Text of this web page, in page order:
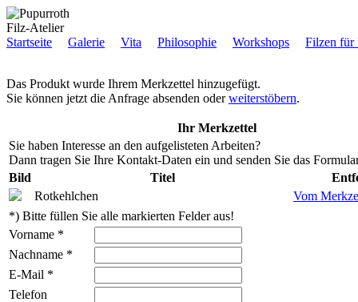
Filz-Atelier
Startseite
Galerie Vita Philosophie Workshops Filzen für
Das Produkt wurde Ihrem Merkzettel hinzugefügt.
Sie können jetzt die Anfrage absenden oderweiterstöbern.
Ihr Merkzettel
Sie haben Interesse an den aufgelisteten Arbeiten?
Dann tragen Sie Ihre Kontakt-Daten ein und senden Sie das
Bild
Titel
Rotkehlchen
Vom
*) Bitte füllen Sie alle markierten Felder aus!
Vorname *
Nachname *
E-Mail *
Telefon